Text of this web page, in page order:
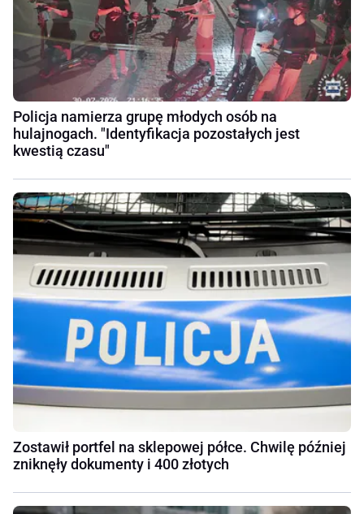
Policja namierza grupę młodych osób na
hulajnogach. "Identyfikacja pozostałych jest
kwestią czasu"
Zostawił portfel na sklepowej półce. Chwilę później
zniknęły dokumenty i 400 złotych